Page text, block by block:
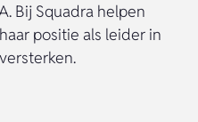
Bij Squadra helpen
positie als leider in